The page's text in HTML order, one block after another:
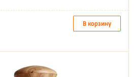
В корзину